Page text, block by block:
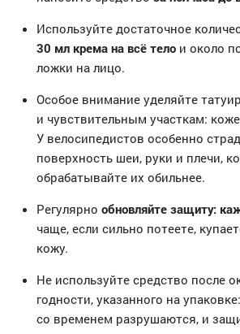
Используйте достаточное
30 мл крема на всё тело и около
ложки на лицо.
Особое внимание уделяйте
и чувствительным участкам:
У велосипедистов особенно
поверхность шеи, руки и плечи,
обрабатывайте их обильнее.
Регулярно обновляйте защиту:
чаще, если сильно потеете,
кожу.
Не используйте средство после
годности, указанного на
со временем разрушаются, и